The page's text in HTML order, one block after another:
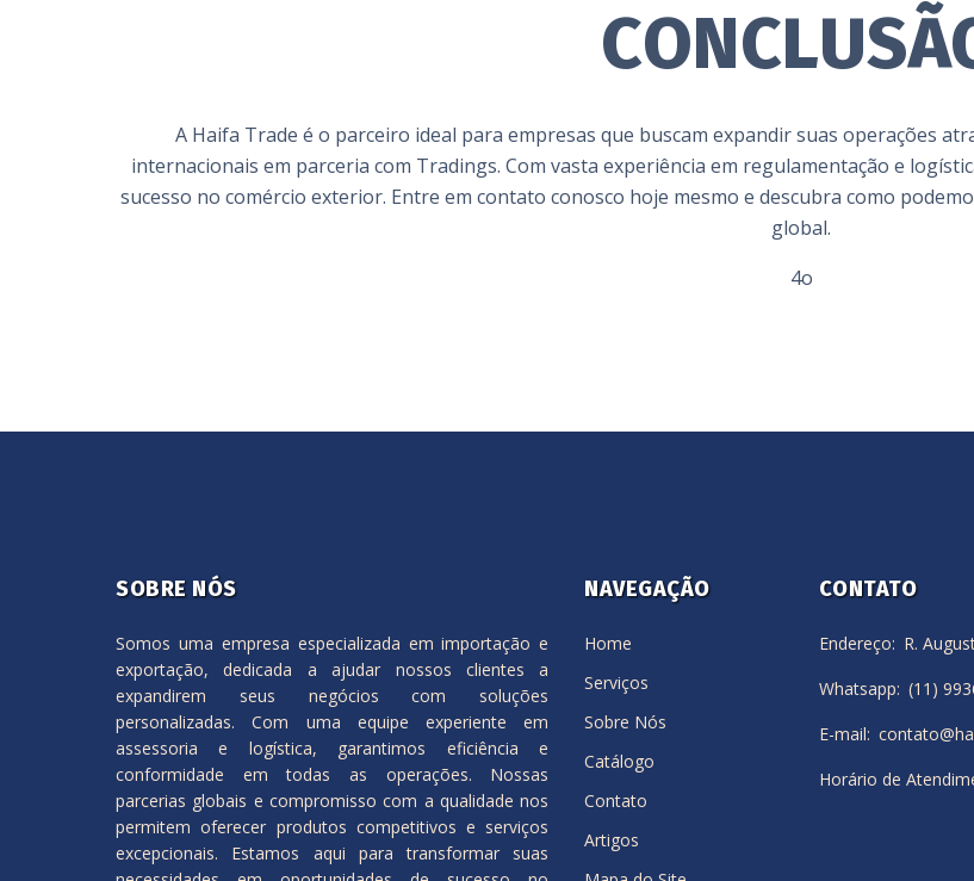
A Haifa Trade é o parceiro ideal para empresas que buscam expandir suas operações
internacionais em parceria com Tradings. Com vasta experiência em regulamentação e
sucesso no comércio exterior. Entre em contato conosco hoje mesmo e descubra como
global.
4o
SOBRE NÓS
Somos uma empresa especializada em importação e
exportação, dedicada a ajudar nossos clientes a
expandirem seus negócios com soluções
personalizadas. Com uma equipe experiente em
assessoria e logística, garantimos eficiência e
conformidade em todas as operações. Nossas
parcerias globais e compromisso com a qualidade nos
permitem oferecer produtos competitivos e serviços
excepcionais. Estamos aqui para transformar suas
NAVEGAÇÃO
Home
Serviços
Sobre Nós
Catálogo
Contato
Artigos
CONTATO
Endereço
R.
Whatsapp (11)
E-mail
Horário de